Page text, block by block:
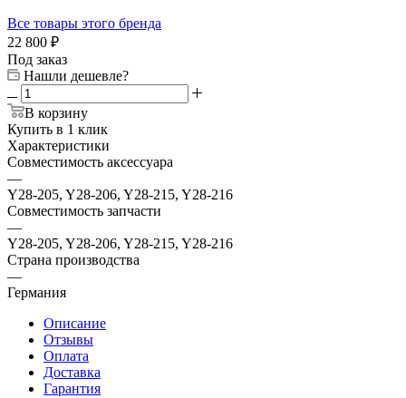
Все товары этого бренда
22 800 ₽
Под заказ
Нашли дешевле?
В корзину
Купить в 1 клик
Характеристики
Совместимость аксессуара
—
Y28-205, Y28-206, Y28-215, Y28-216
Совместимость запчасти
—
Y28-205, Y28-206, Y28-215, Y28-216
Страна производства
—
Германия
Описание
Отзывы
Оплата
Доставка
Гарантия